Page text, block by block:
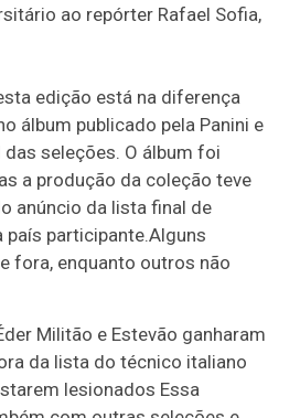
ao repórter Rafael Sofia,
edição está na diferença
álbum publicado pela Panini e
seleções. O álbum foi
a produção da coleção teve
anúncio da lista final de
participante.Alguns
fora, enquanto outros não
Militão e Estevão ganharam
da lista do técnico italiano
lesionados Essa